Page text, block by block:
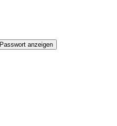
Passwort anzeigen